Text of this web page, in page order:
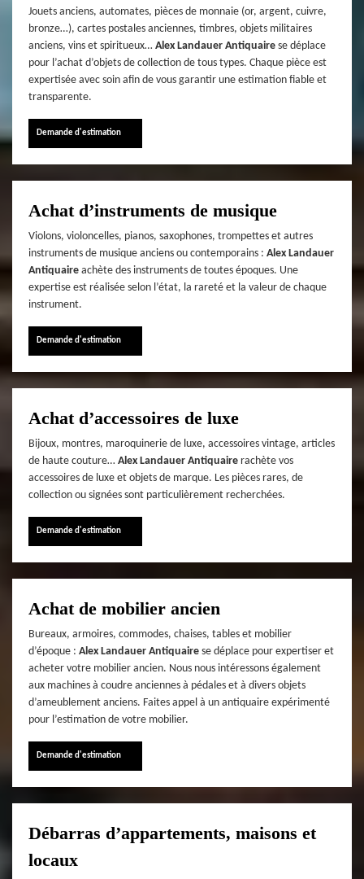
Jouets anciens, automates, pièces de monnaie (or, argent, cuivre,
bronze…), cartes postales anciennes, timbres, objets militaires
anciens, vins et spiritueux… Alex Landauer Antiquaire se déplace
pour l’achat d’objets de collection de tous types. Chaque pièce est
expertisée avec soin afin de vous garantir une estimation fiable et
transparente.
Demande d'estimation
Achat d’instruments de musique
Violons, violoncelles, pianos, saxophones, trompettes et autres
instruments de musique anciens ou contemporains : Alex Landauer
Antiquaire achète des instruments de toutes époques. Une
expertise est réalisée selon l’état, la rareté et la valeur de chaque
instrument.
Demande d'estimation
Achat d’accessoires de luxe
Bijoux, montres, maroquinerie de luxe, accessoires vintage, articles
de haute couture… Alex Landauer Antiquaire rachète vos
accessoires de luxe et objets de marque. Les pièces rares, de
collection ou signées sont particulièrement recherchées.
Demande d'estimation
Achat de mobilier ancien
Bureaux, armoires, commodes, chaises, tables et mobilier
d’époque : Alex Landauer Antiquaire se déplace pour expertiser et
acheter votre mobilier ancien. Nous nous intéressons également
aux machines à coudre anciennes à pédales et à divers objets
d’ameublement anciens. Faites appel à un antiquaire expérimenté
pour l’estimation de votre mobilier.
Demande d'estimation
Débarras d’appartements, maisons et
locaux